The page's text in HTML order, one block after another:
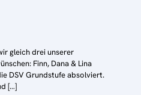
gleich drei unserer
Finn, Dana & Lina
DSV Grundstufe absolviert.
[…]